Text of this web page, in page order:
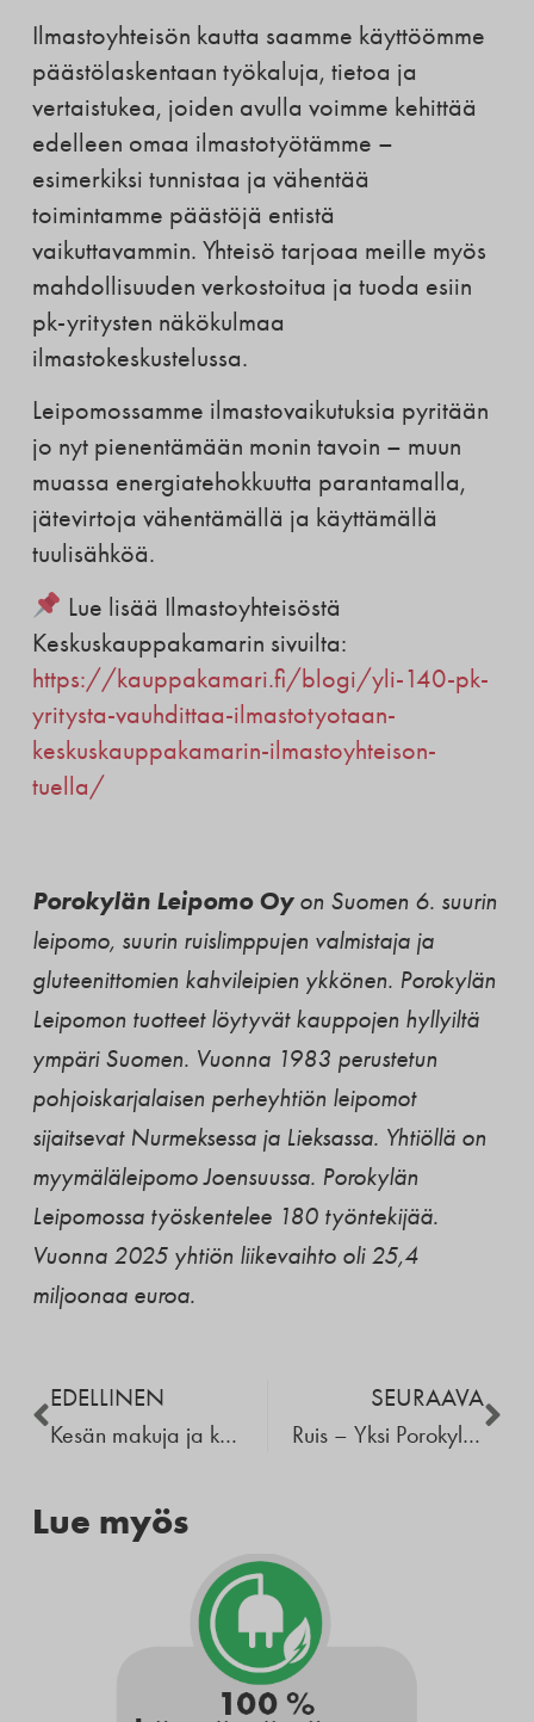
Ilmastoyhteisön kautta saamme käyttöömme
päästölaskentaan työkaluja, tietoa ja
vertaistukea, joiden avulla voimme kehittää
edelleen omaa ilmastotyötämme –
esimerkiksi tunnistaa ja vähentää
toimintamme päästöjä entistä
vaikuttavammin. Yhteisö tarjoaa meille myös
mahdollisuuden verkostoitua ja tuoda esiin
pk-yritysten näkökulmaa
ilmastokeskustelussa.
Leipomossamme ilmastovaikutuksia pyritään
jo nyt pienentämään monin tavoin – muun
muassa energiatehokkuutta parantamalla,
jätevirtoja vähentämällä ja käyttämällä
tuulisähköä.
Lue lisää Ilmastoyhteisöstä
Keskuskauppakamarin sivuilta:
https://kauppakamari.fi/blogi/yli-140-pk-
yritysta-vauhdittaa-ilmastotyotaan-
keskuskauppakamarin-ilmastoyhteison-
tuella/
Porokylän Leipomo Oyon Suomen 6. suurin
leipomo, suurin ruislimppujen valmistaja ja
gluteenittomien kahvileipien ykkönen. Porokylän
Leipomon tuotteet löytyvät kauppojen hyllyiltä
ympäri Suomen. Vuonna 1983 perustetun
pohjoiskarjalaisen perheyhtiön leipomot
sijaitsevat Nurmeksessa ja Lieksassa. Yhtiöllä on
myymäläleipomo Joensuussa. Porokylän
Leipomossa työskentelee 180 työntekijää.
Vuonna 2025 yhtiön liikevaihto oli 25,4
miljoonaa euroa.
EDELLINEN
Kesän makuja ja kohtaamisia Lieksan myymälässä
SEURAAVA
Ruis – Yksi Porokylän Leipomon pääraaka-aineista
Lue myös